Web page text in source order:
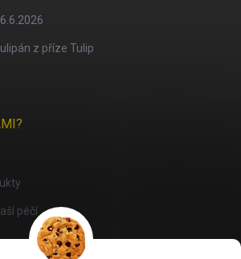
z příze Tulip
péčí